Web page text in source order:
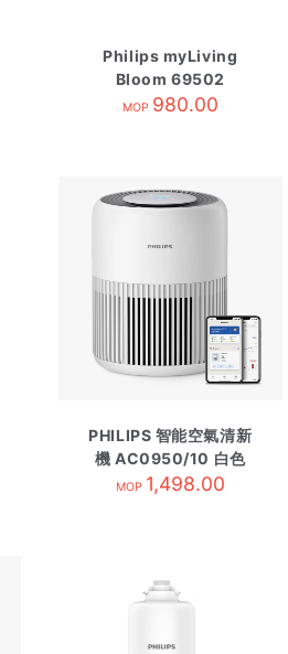
Philips myLiving
Bloom 69502
MOP 980.00
PHILIPS 智能空氣清新
機 AC0950/10 白色
MOP 1,498.00